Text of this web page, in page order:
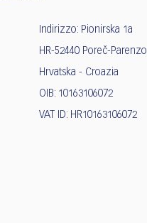
Indirizzo: Pionirska 1a
HR-52440 Poreč-Parenzo
Hrvatska - Croazia
OIB: 10163106072
VAT ID: HR10163106072